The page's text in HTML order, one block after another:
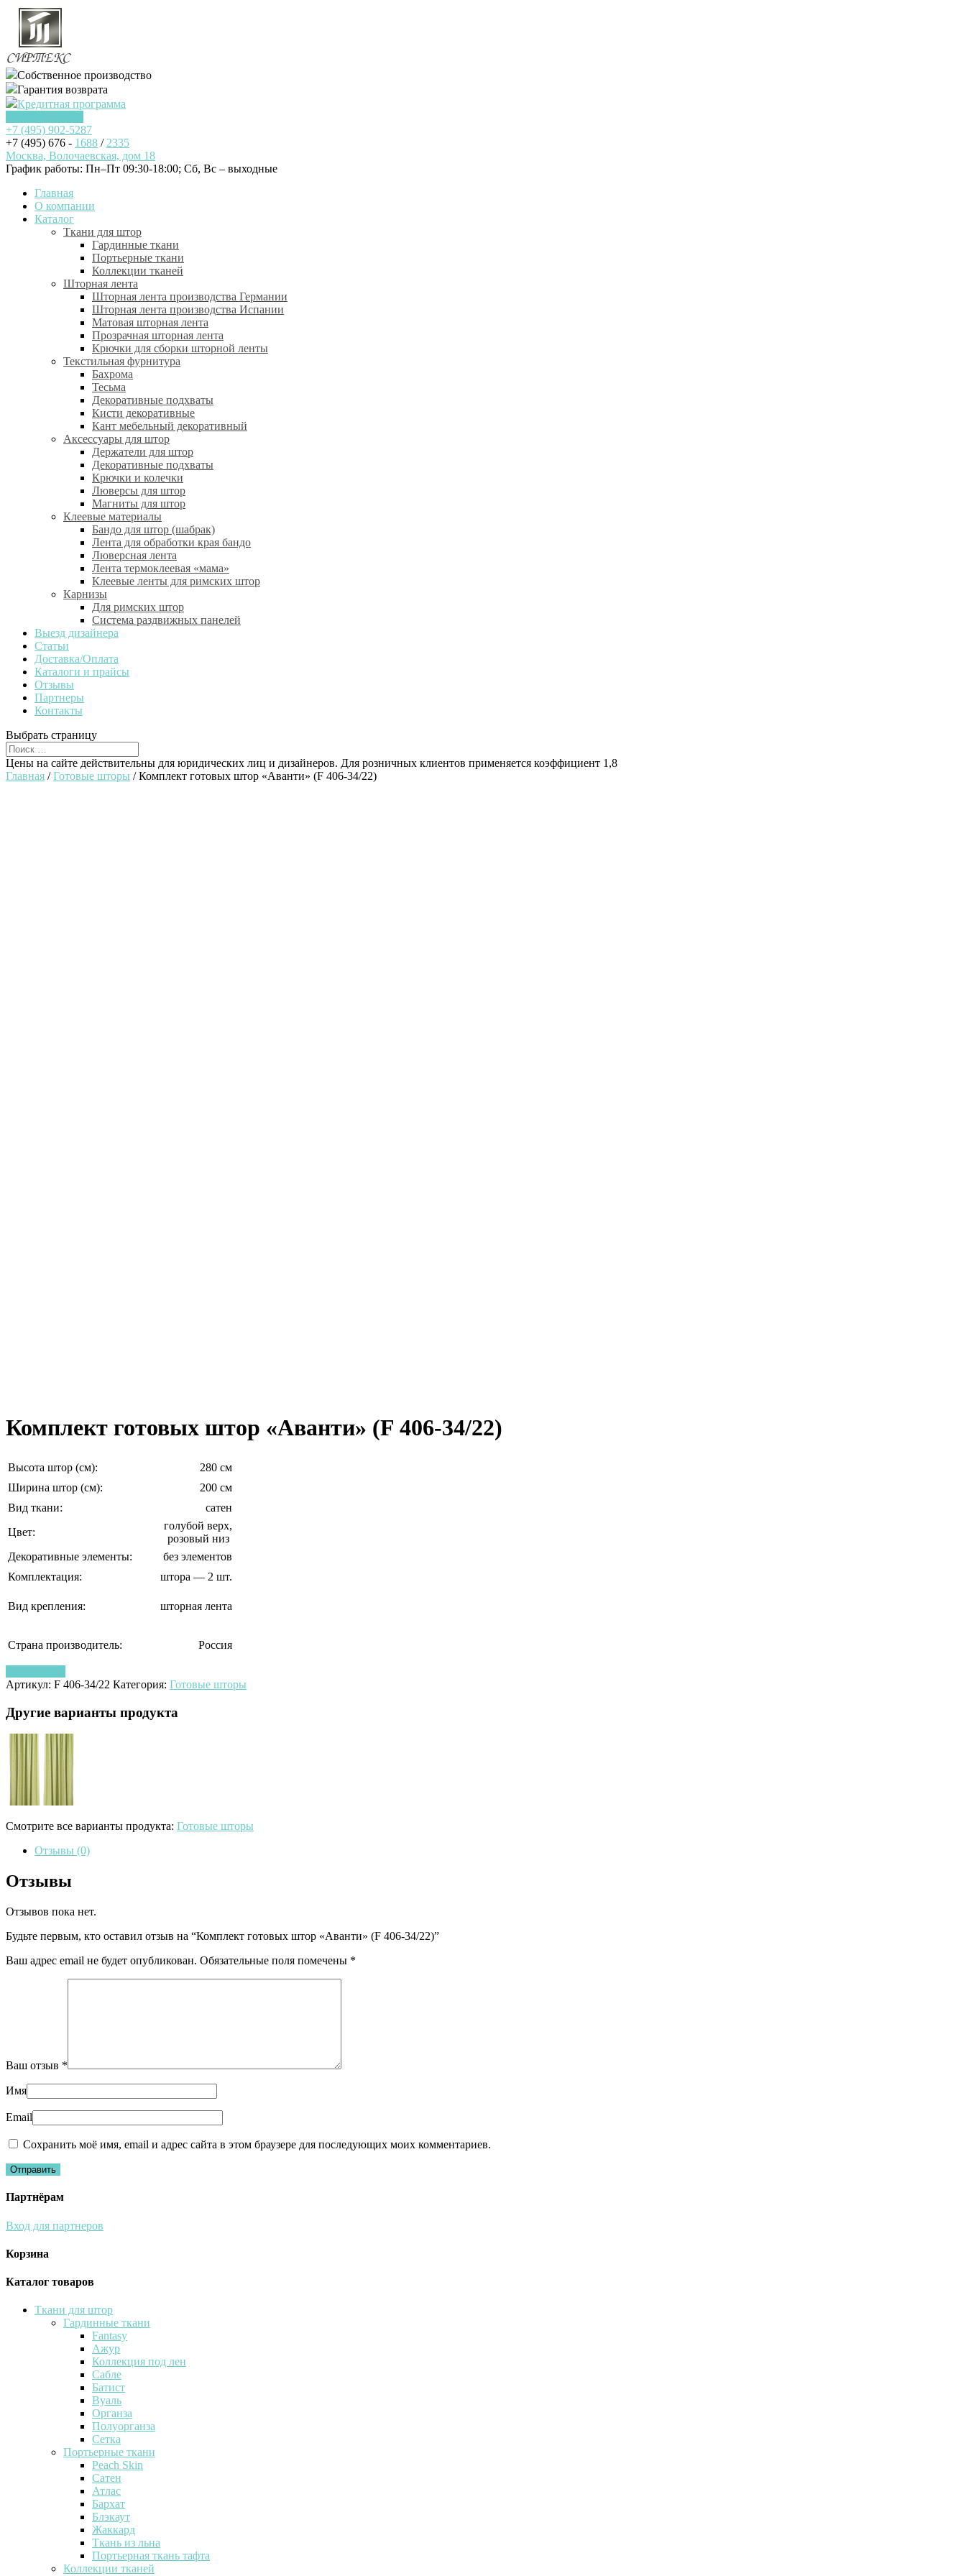
Собственное производство
Гарантия возврата
Кредитная программа
+7 (495) 902-5287
+7 (495) 676 - 1688 / 2335
Москва, Волочаевская, дом 18
График работы: Пн–Пт 09:30-18:00; Cб, Вс – выходные
Главная
О компании
Каталог
Ткани для штор
Гардинные ткани
Портьерные ткани
Коллекции тканей
Шторная лента
Шторная лента производства Германии
Шторная лента производства Испании
Матовая шторная лента
Прозрачная шторная лента
Крючки для сборки шторной ленты
Текстильная фурнитура
Бахрома
Тесьма
Декоративные подхваты
Кисти декоративные
Кант мебельный декоративный
Аксессуары для штор
Держатели для штор
Декоративные подхваты
Крючки и колечки
Люверсы для штор
Магниты для штор
Клеевые материалы
Бандо для штор (шабрак)
Лента для обработки края бандо
Люверсная лента
Лента термоклеевая «мама»
Клеевые ленты для римских штор
Карнизы
Для римских штор
Система раздвижных панелей
Выезд дизайнера
Статьи
Доставка/Оплата
Каталоги и прайсы
Отзывы
Партнеры
Контакты
Выбрать страницу
Цены на сайте действительны для юридических лиц и дизайнеров. Для розничных клиентов применяется коэффициент 1,8
Главная /Готовые шторы / Комплект готовых штор «Аванти» (F 406-34/22)
Комплект готовых штор «Аванти» (F 406-34/22)
Высота штор (см):
280 см
Ширина штор (см):
200 см
Вид ткани:
сатен
Цвет:
голубой верх,
розовый низ
Декоративные элементы:
без элементов
Комплектация:
штора — 2 шт.
Вид крепления: шторная лента
Страна производитель: Россия
Артикул: F 406-34/22 Категория: Готовые шторы
Другие варианты продукта
Смотрите все варианты продукта: Готовые шторы
Отзывы (0)
Отзывы
Отзывов пока нет.
Будьте первым, кто оставил отзыв на “Комплект готовых штор «Аванти» (F 406-34/22)”
Ваш адрес email не будет опубликован. Обязательные поля помечены *
Ваш отзыв *
Имя
Email
Сохранить моё имя, email и адрес сайта в этом браузере для последующих моих комментариев.
Партнёрам
Вход для партнеров
Корзина
Каталог товаров
Ткани для штор
Гардинные ткани
Fantasy
Ажур
Коллекция под лен
Сабле
Батист
Вуаль
Органза
Полуорганза
Сетка
Портьерные ткани
Peach Skin
Сатен
Атлас
Бархат
Блэкаут
Жаккард
Ткань из льна
Портьерная ткань тафта
Коллекции тканей